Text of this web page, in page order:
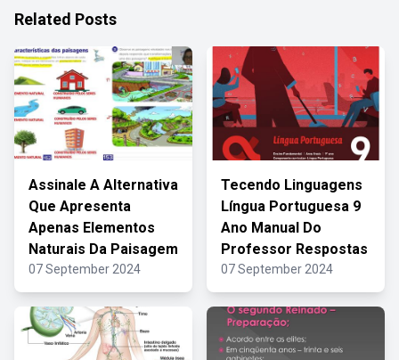
Related Posts
Assinale A Alternativa
Que Apresenta
Apenas Elementos
Naturais Da Paisagem
07 September 2024
Tecendo Linguagens
Língua Portuguesa 9
Ano Manual Do
Professor Respostas
07 September 2024